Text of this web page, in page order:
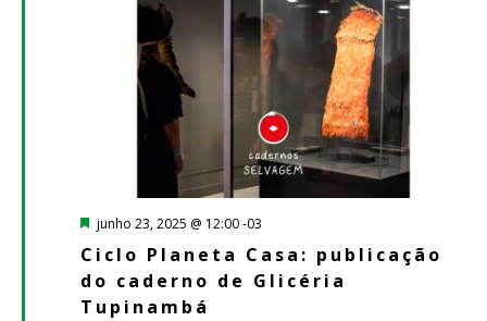
Ciclo Planeta Casa: publicação
do caderno de Glicéria
Tupinambá
Destacado
junho 23, 2025 @ 12:00 -03